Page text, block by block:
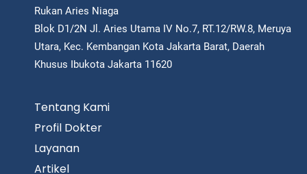
Rukan Aries Niaga
Blok D1/2N Jl. Aries Utama IV No.7, RT.12/RW.8, Meruya
Utara, Kec. Kembangan Kota Jakarta Barat, Daerah
Khusus Ibukota Jakarta 11620
Tentang Kami
Profil Dokter
Layanan
Artikel